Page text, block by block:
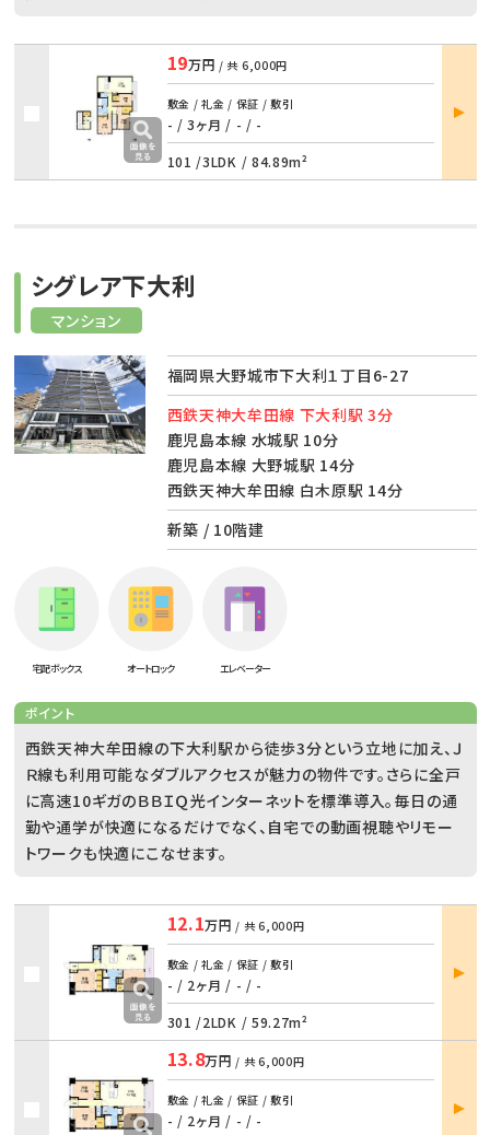
19万円 / 共 6,000円
敷金 / 礼金 / 保証 / 敷引
- / 3ヶ月 / - / -
101 /3LDK / 84.89m²
部屋
詳細
マンション
シグレア下大利
福岡県大野城市下大利１丁目6-27
西鉄天神大牟田線 下大利駅 3分
鹿児島本線 水城駅 10分
鹿児島本線 大野城駅 14分
西鉄天神大牟田線 白木原駅 14分
新築 / 10階建
宅配ボックス オートロック エレベーター
ポイント
西鉄天神大牟田線の下大利駅から徒歩3分という立地に加え、Ｊ
Ｒ線も利用可能なダブルアクセスが魅力の物件です。さらに全戸
に高速10ギガのＢＢＩＱ光インターネットを標準導入。毎日の通
勤や通学が快適になるだけでなく、自宅での動画視聴やリモー
トワークも快適にこなせます。
12.1万円 / 共6,000円
敷金 / 礼金 / 保証 / 敷引
- / 2ヶ月 / - / -
301 /2LDK / 59.27m²
部屋
詳細
13.8万円 / 共6,000円
敷金 / 礼金 / 保証 / 敷引
- / 2ヶ月 / - / -
部屋
詳細